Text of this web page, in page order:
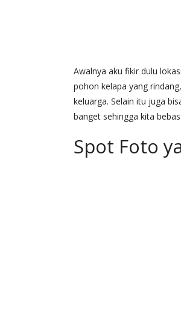
Awalnya aku fikir dulu
pohon kelapa yang
keluarga. Selain itu juga
banget sehingga kita
Spot Foto